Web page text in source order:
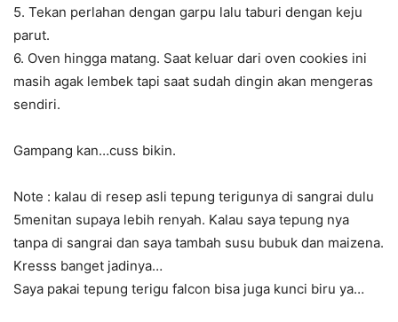
5. Tekan perlahan dengan garpu lalu taburi dengan keju
parut.
6. Oven hingga matang. Saat keluar dari oven cookies ini
masih agak lembek tapi saat sudah dingin akan mengeras
sendiri.
Gampang kan…cuss bikin.
Note : kalau di resep asli tepung terigunya di sangrai dulu
5menitan supaya lebih renyah. Kalau saya tepung nya
tanpa di sangrai dan saya tambah susu bubuk dan maizena.
Kresss banget jadinya…
Saya pakai tepung terigu falcon bisa juga kunci biru ya…